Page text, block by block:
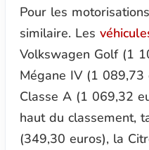
Pour les
similaire. Les
Volkswagen Golf (1
Mégane IV (1 089,73
Classe A (1 069,32
haut du classement,
(349,30 euros), la